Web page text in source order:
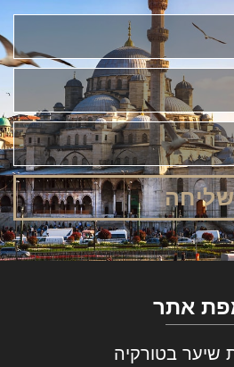
שליחה
אתר
שיער בטורקיה